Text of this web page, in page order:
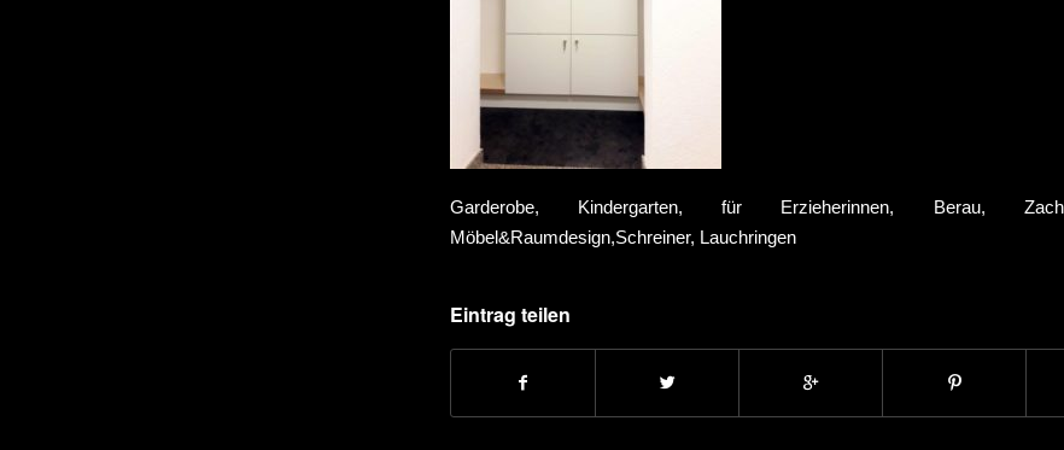
Garderobe, Kindergarten, für Erzieherinnen, Berau,
Möbel&Raumdesign,Schreiner, Lauchringen
Eintrag teilen